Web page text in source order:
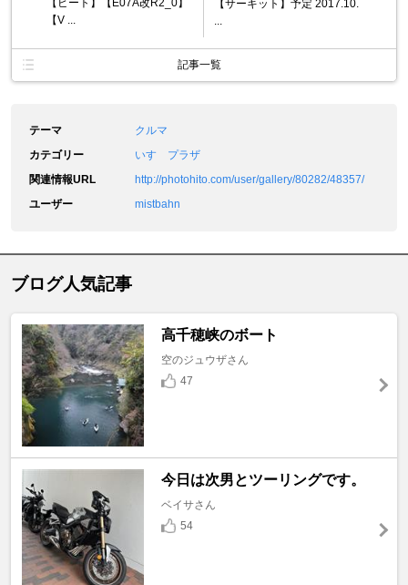
【ビート】【E07A改R2_0】
【V ...
【サーキット】予定 2017.10.
記事一覧
テーマ
クルマ
カテゴリー
いすゞプラザ
関連情報URL
http://photohito.com/user/gallery/80282/48357/
ユーザー
mistbahn
ブログ人気記事
高千穂峡のボート
空のジュウザさん
47
今日は次男とツーリングです。
ベイサさん
54